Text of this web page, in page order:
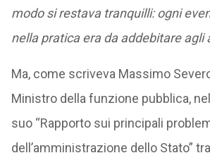
modo si restava tranquilli: ogni
nella pratica era da addebitare agli
Ma, come scriveva Massimo
Ministro della funzione pubblica,
suo “Rapporto sui principali
dell’amministrazione dello Stato”